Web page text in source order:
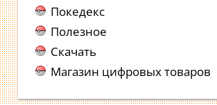
Покедекс
Полезное
Скачать
Магазин цифровых товаров